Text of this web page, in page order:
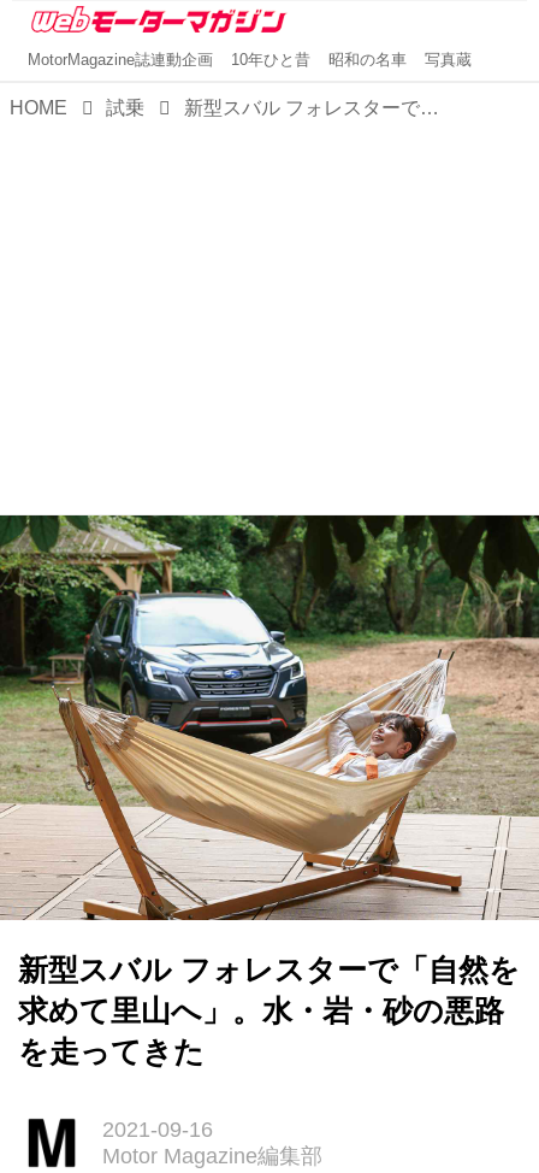
MotorMagazine誌連動企画 10年ひと昔 昭和の名車 写真蔵
HOME 試乗 新型スバル フォレスターで「自然を求めて里山へ」。水・岩・砂の悪路を走ってきた
新型スバル フォレスターで「自然を
求めて里山へ」。水・岩・砂の悪路
を走ってきた
2021-09-16
Motor Magazine編集部